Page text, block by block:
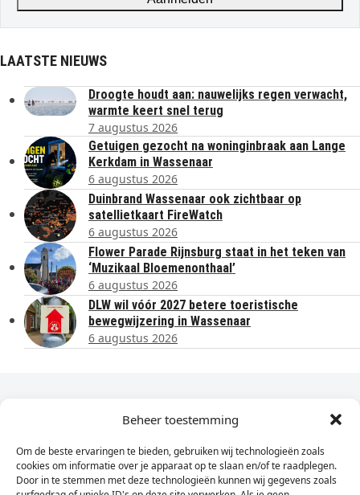
Beheer toestemming
Om de beste ervaringen te bieden, gebruiken wij technologieën zoals
cookies om informatie over je apparaat op te slaan en/of te raadplegen.
Door in te stemmen met deze technologieën kunnen wij gegevens zoals
LAATSTE NIEUWS
Droogte houdt aan: nauwelijks regen verwacht,
warmte keert snel terug
7 augustus 2026
Getuigen gezocht na woninginbraak aan Lange
Kerkdam in Wassenaar
6 augustus 2026
Duinbrand Wassenaar ook zichtbaar op
satellietkaart FireWatch
6 augustus 2026
Flower Parade Rijnsburg staat in het teken van
‘Muzikaal Bloemenonthaal’
6 augustus 2026
DLW wil vóór 2027 betere toeristische
bewegwijzering in Wassenaar
6 augustus 2026
Dagelijks het laatste nieuws in je e-mail?
Vul
hier